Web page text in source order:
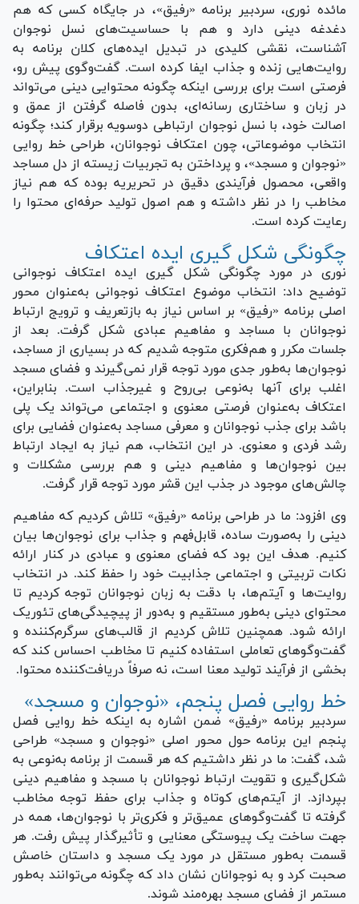
مائده نوری، سردبیر برنامه «رفیق»، در جایگاه کسی که هم
دغدغه دینی دارد و هم با حساسیت‌های نسل نوجوان
آشناست، نقشی کلیدی در تبدیل ایده‌های کلان برنامه به
روایت‌هایی زنده و جذاب ایفا کرده است. گفت‌وگوی پیش رو،
فرصتی است برای بررسی اینکه چگونه محتوایی دینی می‌تواند
در زبان و ساختاری رسانه‌ای، بدون فاصله گرفتن از عمق و
اصالت خود، با نسل نوجوان ارتباطی دوسویه برقرار کند؛ چگونه
انتخاب موضوعاتی، چون اعتکاف نوجوانان، طراحی خط روایی
«نوجوان و مسجد»، و پرداختن به تجربیات زیسته از دل مساجد
واقعی، محصول فرآیندی دقیق در تحریریه بوده که هم نیاز
مخاطب را در نظر داشته و هم اصول تولید حرفه‌ای محتوا را
رعایت کرده است.
چگونگی شکل گیری ایده اعتکاف
نوری در مورد چگونگی شکل گیری ایده اعتکاف نوجوانی
توضیح داد: انتخاب موضوع اعتکاف نوجوانی به‌عنوان محور
اصلی برنامه «رفیق» بر اساس نیاز به بازتعریف و ترویج ارتباط
نوجوانان با مساجد و مفاهیم عبادی شکل گرفت. بعد از
جلسات مکرر و هم‌فکری متوجه شدیم که در بسیاری از مساجد،
نوجوان‌ها به‌طور جدی مورد توجه قرار نمی‌گیرند و فضای مسجد
اغلب برای آنها به‌نوعی بی‌روح و غیرجذاب است. بنابراین،
اعتکاف به‌عنوان فرصتی معنوی و اجتماعی می‌تواند یک پلی
باشد برای جذب نوجوانان و معرفی مساجد به‌عنوان فضایی برای
رشد فردی و معنوی. در این انتخاب، هم نیاز به ایجاد ارتباط
بین نوجوان‌ها و مفاهیم دینی و هم بررسی مشکلات و
چالش‌های موجود در جذب این قشر مورد توجه قرار گرفت.
وی افزود: ما در طراحی برنامه «رفیق» تلاش کردیم که مفاهیم
دینی را به‌صورت ساده، قابل‌فهم و جذاب برای نوجوان‌ها بیان
کنیم. هدف این بود که فضای معنوی و عبادی در کنار ارائه
نکات تربیتی و اجتماعی جذابیت خود را حفظ کند. در انتخاب
روایت‌ها و آیتم‌ها، با دقت به زبان نوجوانان توجه کردیم تا
محتوای دینی به‌طور مستقیم و به‌دور از پیچیدگی‌های تئوریک
ارائه شود. همچنین تلاش کردیم از قالب‌های سرگرم‌کننده و
گفت‌و‌گو‌های تعاملی استفاده کنیم تا مخاطب احساس کند که
بخشی از فرآیند تولید معنا است، نه صرفاً دریافت‌کننده محتوا.
خط روایی فصل پنجم، «نوجوان و مسجد»
سردبیر برنامه «رفیق» ضمن اشاره به اینکه خط روایی فصل
پنجم این برنامه حول محور اصلی «نوجوان و مسجد» طراحی
شد، گفت: ما در نظر داشتیم که هر قسمت از برنامه به‌نوعی به
شکل‌گیری و تقویت ارتباط نوجوانان با مسجد و مفاهیم دینی
بپردازد. از آیتم‌های کوتاه و جذاب برای حفظ توجه مخاطب
گرفته تا گفت‌و‌گو‌های عمیق‌تر و فکری‌تر با نوجوان‌ها، همه در
جهت ساخت یک پیوستگی معنایی و تأثیرگذار پیش رفت. هر
قسمت به‌طور مستقل در مورد یک مسجد و داستان خاصش
صحبت کرد و به نوجوانان نشان داد که چگونه می‌توانند به‌طور
مستمر از فضای مسجد بهره‌مند شوند.